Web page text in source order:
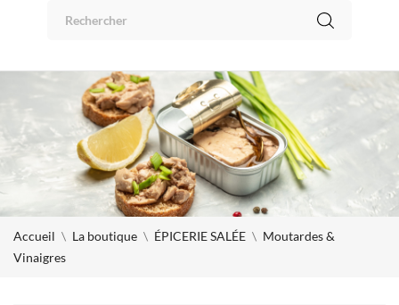
Accueil La boutique ÉPICERIE SALÉE
Moutardes &
Vinaigres